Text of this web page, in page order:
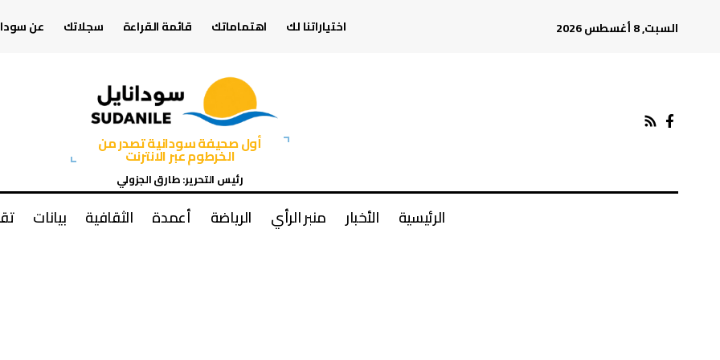
السبت, 8 أغسطس 2026 اختياراتنا لك اهتماماتك قائمة القراءة سجلاتك عن
أول صحيفة سودانية تصدر من
الخرطوم عبر الانترنت
رئيس التحرير: طارق الجزولي
الرئيسية الأخبار منبر الرأي الرياضة أعمدة الثقافية بيانات